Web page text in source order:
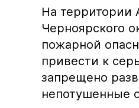
На территории
Черноярского
пожарной
привести к
запрещено
непотушенные